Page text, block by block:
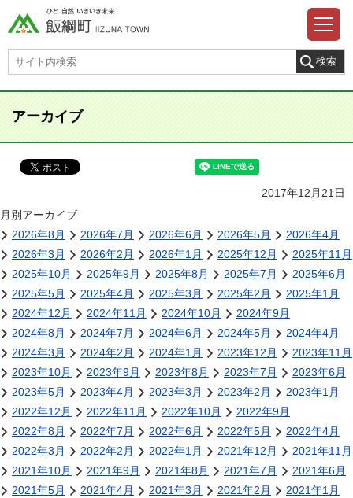
アーカイブ
2017年12月21日
月別アーカイブ
2026年8月
2026年7月 2026年6月 2026年5月
2026年4月
2026年3月
2026年2月 2026年1月 2025年12月
2025年11月
2025年10月
2025年9月 2025年8月 2025年7月
2025年6月
2025年5月
2025年4月 2025年3月 2025年2月
2025年1月
2024年12月
2024年11月 2024年10月
2024年9月
2024年8月
2024年7月 2024年6月 2024年5月
2024年4月
2024年3月
2024年2月 2024年1月 2023年12月
2023年11月
2023年10月
2023年9月 2023年8月 2023年7月
2023年6月
2023年5月
2023年4月 2023年3月 2023年2月
2023年1月
2022年12月
2022年11月 2022年10月
2022年9月
2022年8月
2022年7月 2022年6月 2022年5月
2022年4月
2022年3月
2022年2月 2022年1月 2021年12月
2021年11月
2021年10月
2021年9月 2021年8月 2021年7月
2021年6月
2021年5月
2021年4月 2021年3月 2021年2月
2021年1月